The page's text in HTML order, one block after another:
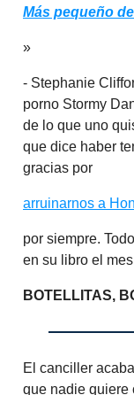
Más pequeño
»
- Stephanie
porno Stormy
de lo que uno
que dice haber
gracias por
arruinarnos a
por siempre.
en su libro el
BOTELLITAS,
El canciller
que nadie quiere